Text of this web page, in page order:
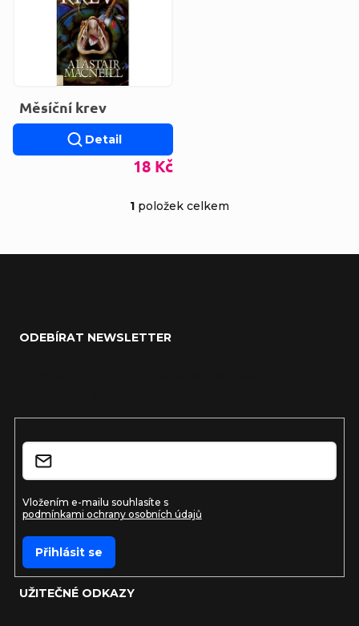
Měsíční krev
18 Kč
Detail
1 položek celkem
UŽITEČNÉ ODKAZY
ODEBÍRAT NEWSLETTER
Vložením e-mailu souhlasíte s
podmínkami ochrany osobních údajů
Přihlásit se